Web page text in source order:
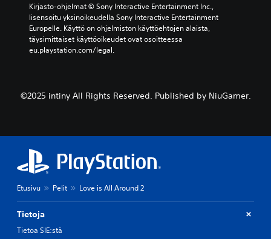
Kirjasto-ohjelmat © Sony Interactive Entertainment Inc.,
lisensoitu yksinoikeudella Sony Interactive Entertainment
Europelle. Käyttö on ohjelmiston käyttöehtojen alaista,
täysimittaiset käyttöoikeudet ovat osoitteessa
eu.playstation.com/legal.
©2025 intiny All Rights Reserved. Published by NiuGamer.
Etusivu Pelit Love is All Around 2
Tietoja
Tietoa SIE:stä